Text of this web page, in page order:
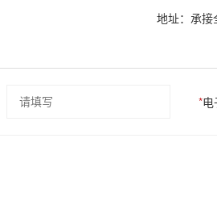
地址：承接
*电